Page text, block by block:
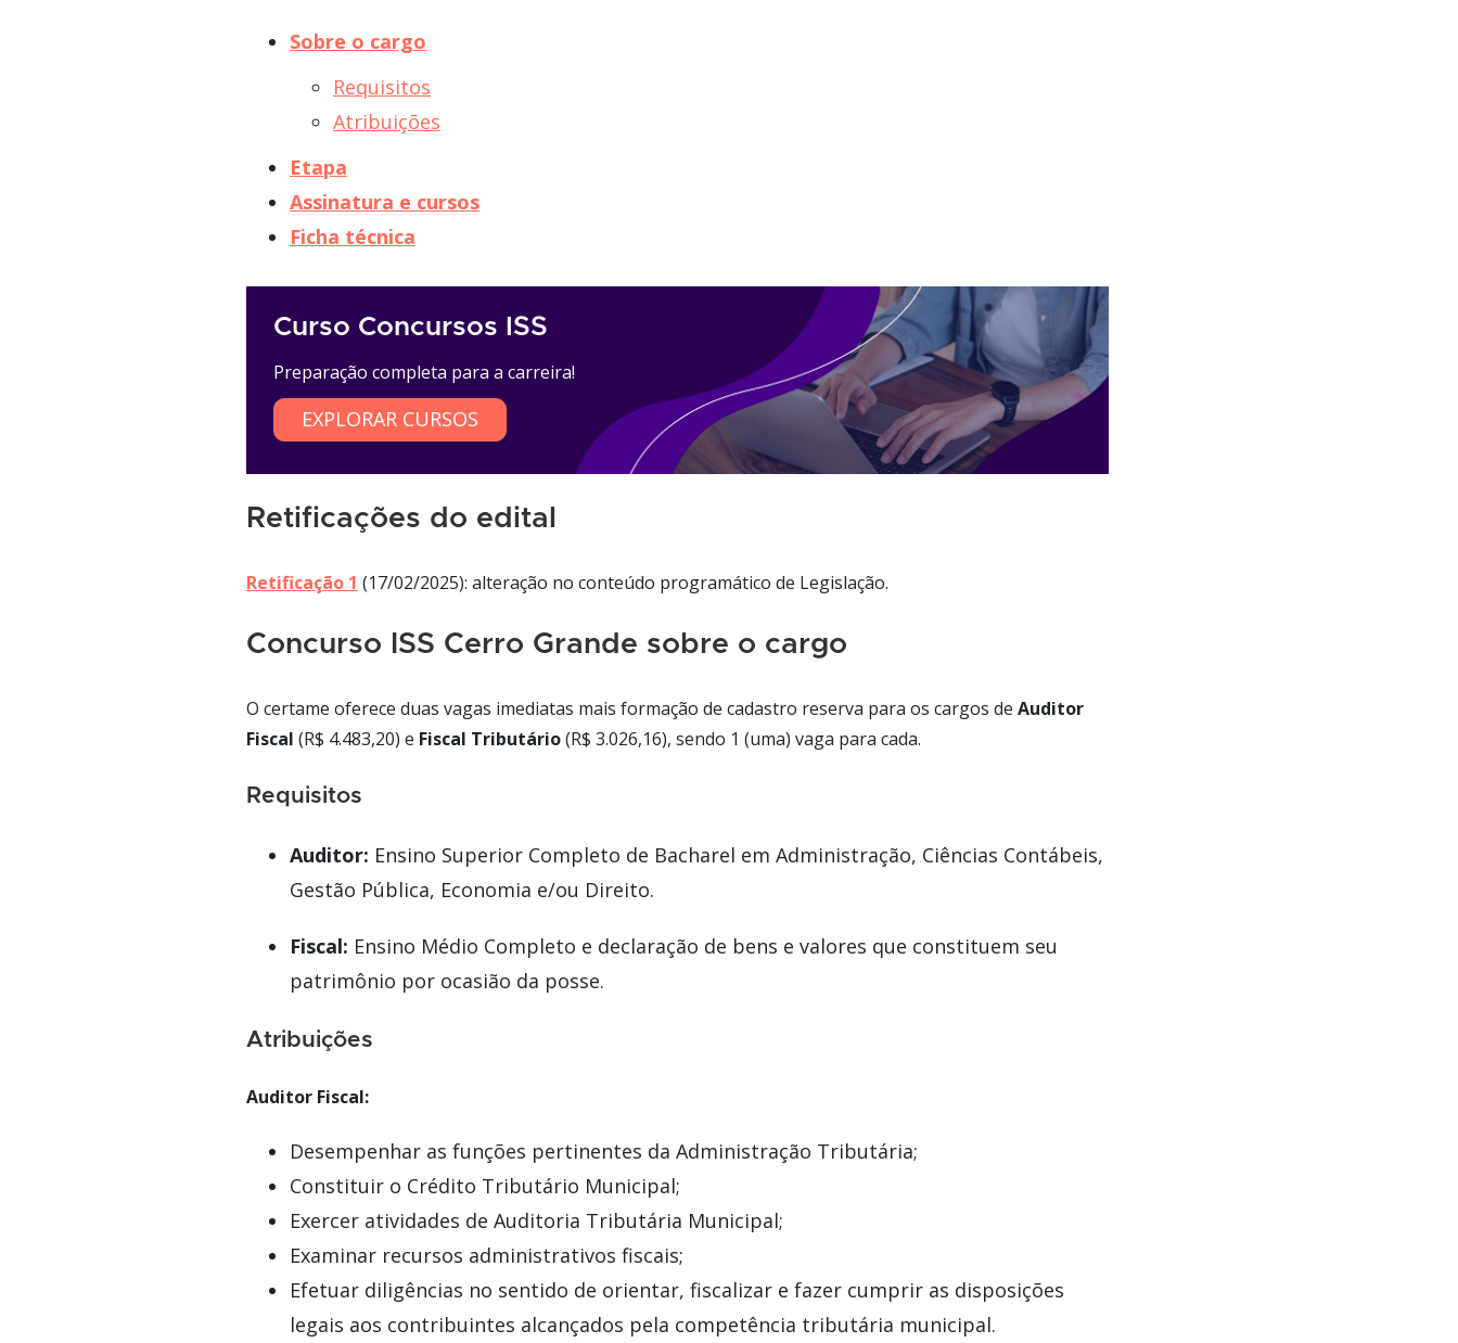
Sobre o cargo
Requisitos
Atribuições
Etapa
Assinatura e cursos
Ficha técnica
Curso Concursos ISS
Preparação completa para a carreira!
EXPLORAR CURSOS
Retificações do edital
Retificação 1 (17/02/2025): alteração no conteúdo programático de Legislação.
Concurso ISS Cerro Grande sobre o cargo
O certame oferece duas vagas imediatas mais formação de cadastro reserva para os cargos de Auditor
Fiscal (R$ 4.483,20) e Fiscal Tributário(R$ 3.026,16), sendo 1 (uma) vaga para cada.
Requisitos
Auditor: Ensino Superior Completo de Bacharel em Administração, Ciências Contábeis,
Gestão Pública, Economia e/ou Direito.
Fiscal: Ensino Médio Completo e declaração de bens e valores que constituem seu
patrimônio por ocasião da posse.
Atribuições
Auditor Fiscal:
Desempenhar as funções pertinentes da Administração Tributária;
Constituir o Crédito Tributário Municipal;
Exercer atividades de Auditoria Tributária Municipal;
Examinar recursos administrativos fiscais;
Efetuar diligências no sentido de orientar, fiscalizar e fazer cumprir as disposições
legais aos contribuintes alcançados pela competência tributária municipal.